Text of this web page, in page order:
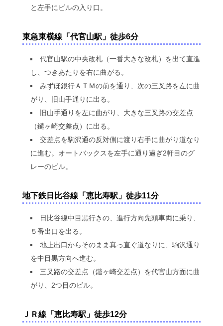
と左手にビルの入り口。
東急東横線「代官山駅」徒歩6分
代官山駅の中央改札（一番大きな改札）を出て直進
し、つきあたりを右に曲がる。
みずほ銀行ＡＴＭの前を通り、次の三叉路を左に曲
がり、旧山手通りに出る。
旧山手通りを左に曲がり、大きな三叉路の交差点
（鑓ヶ崎交差点）に出る。
交差点を駒沢通の反対側に渡り右手に曲がり道なり
に進む。オートバックスを左手に通り過ぎ2軒目のグ
レーのビル。
地下鉄日比谷線「恵比寿駅」徒歩11分
日比谷線中目黒行きの、進行方向先頭車両に乗り、
５番出口を出る。
地上出口からそのまま真っ直ぐ道なりに、駒沢通り
を中目黒方向へ進む。
三叉路の交差点（鑓ヶ崎交差点）を代官山方面に曲
がり、2つ目のビル。
ＪＲ線「恵比寿駅」徒歩12分